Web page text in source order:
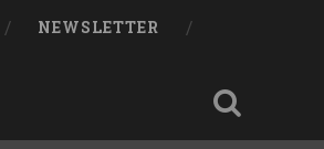
NEWSLETTER